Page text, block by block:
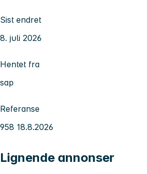
Sist endret
8. juli 2026
Hentet fra
sap
Referanse
958 18.8.2026
Lignende annonser